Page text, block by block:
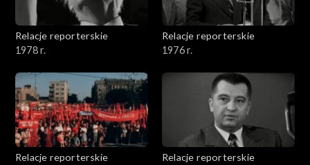
Relacje reporterskie
1978 r.
Relacje reporterskie
1976 r.
Relacje reporterskie
Relacje reporterskie